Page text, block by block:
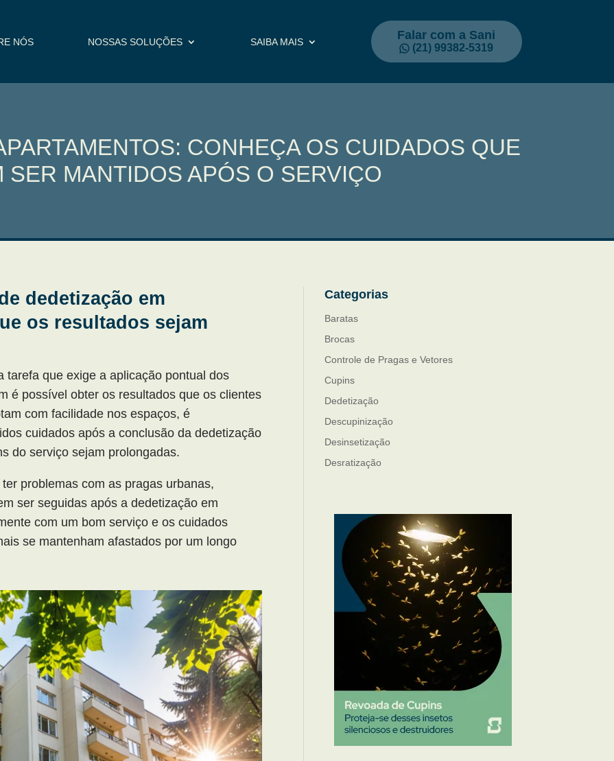
NÓS NOSSAS SOLUÇÕES SAIBA MAIS Falar com a Sani
(21) 99382-5319
CONHEÇA OS CUIDADOS QUE
SER MANTIDOS APÓS O SERVIÇO
dedetização em
os resultados sejam
tarefa que exige a aplicação pontual dos
é possível obter os resultados que os clientes
com facilidade nos espaços, é
cuidados após a conclusão da dedetização
do serviço sejam prolongadas.
problemas com as pragas urbanas,
ser seguidas após a dedetização em
com um bom serviço e os cuidados
se mantenham afastados por um longo
Categorias
Baratas
Brocas
Controle de Pragas e Vetores
Cupins
Dedetização
Descupinização
Desinsetização
Desratização
Mosquitos
Percevejo de Cama
Pulgas e Carrapatos
Ratos
Sanitização